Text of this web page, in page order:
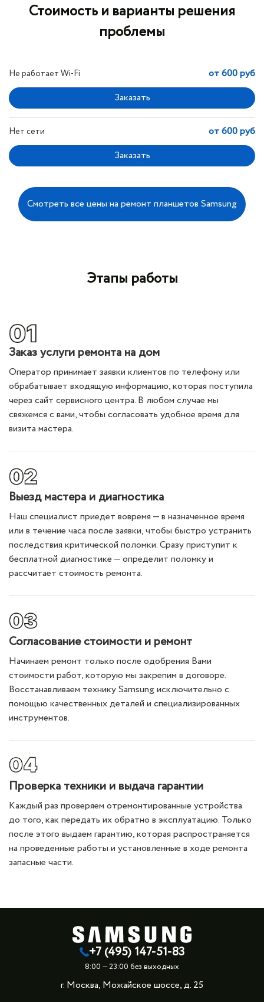
Стоимость и варианты решения
проблемы
Не работает Wi-Fi от 600 руб
Нет сети от 600 руб
Смотреть все цены на ремонт планшетов Samsung
Этапы работы
Заказ услуги ремонта на дом
Оператор принимает заявки клиентов по телефону или
обрабатывает входящую информацию, которая поступила
через сайт сервисного центра. В любом случае мы
свяжемся с вами, чтобы согласовать удобное время для
визита мастера.
Выезд мастера и диагностика
Наш специалист приедет вовремя — в назначенное время
или в течение часа после заявки, чтобы быстро устранить
последствия критической поломки. Сразу приступит к
бесплатной диагностике — определит поломку и
рассчитает стоимость ремонта.
Согласование стоимости и ремонт
Начинаем ремонт только после одобрения Вами
стоимости работ, которую мы закрепим в договоре.
Восстанавливаем технику Samsung исключительно с
помощью качественных деталей и специализированных
инструментов.
Проверка техники и выдача гарантии
Каждый раз проверяем отремонтированные устройства
до того, как передать их обратно в эксплуатацию. Только
после этого выдаем гарантию, которая распространяется
на проведенные работы и установленные в ходе ремонта
запасные части.
+7 (495) 147-51-83
8:00 — 23:00 без выходных
г. Москва, Можайское шоссе, д. 25